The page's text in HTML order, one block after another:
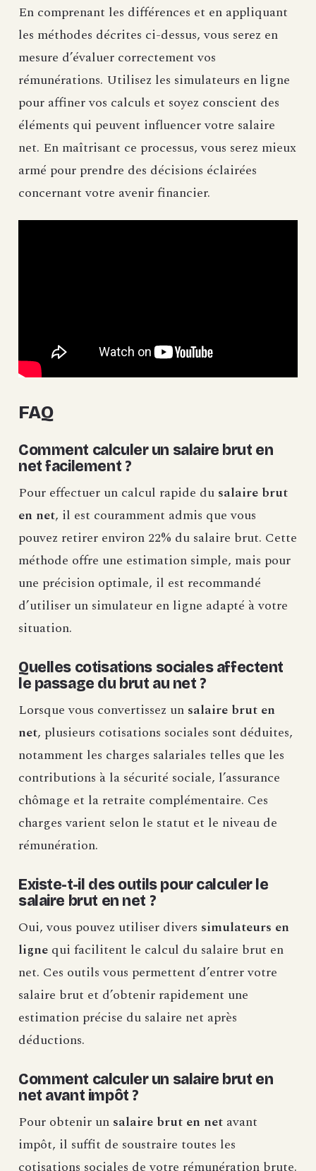
En comprenant les différences et en appliquant
les méthodes décrites ci-dessus, vous serez en
mesure d’évaluer correctement vos
rémunérations. Utilisez les simulateurs en ligne
pour affiner vos calculs et soyez conscient des
éléments qui peuvent influencer votre salaire
net. En maîtrisant ce processus, vous serez mieux
armé pour prendre des décisions éclairées
concernant votre avenir financier.
FAQ
Comment calculer un salaire brut en
net facilement ?
Pour effectuer un calcul rapide du salaire brut
en net, il est couramment admis que vous
pouvez retirer environ 22% du salaire brut. Cette
méthode offre une estimation simple, mais pour
une précision optimale, il est recommandé
d’utiliser un simulateur en ligne adapté à votre
situation.
Quelles cotisations sociales affectent
le passage du brut au net ?
Lorsque vous convertissez un salaire brut en
net, plusieurs cotisations sociales sont déduites,
notamment les charges salariales telles que les
contributions à la sécurité sociale, l’assurance
chômage et la retraite complémentaire. Ces
charges varient selon le statut et le niveau de
rémunération.
Existe-t-il des outils pour calculer le
salaire brut en net ?
Oui, vous pouvez utiliser divers simulateurs en
ligne qui facilitent le calcul du salaire brut en
net. Ces outils vous permettent d’entrer votre
salaire brut et d’obtenir rapidement une
estimation précise du salaire net après
déductions.
Comment calculer un salaire brut en
net avant impôt ?
Pour obtenir un salaire brut en net avant
impôt, il suffit de soustraire toutes les
cotisations sociales de votre rémunération brute.